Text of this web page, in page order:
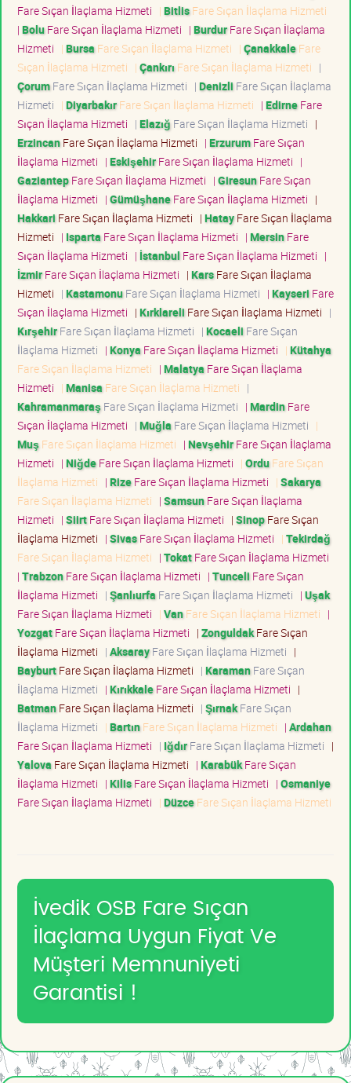
Fare Sıçan İlaçlama Hizmeti | BitlisFare Sıçan İlaçlama Hizmeti
| BoluFare Sıçan İlaçlama Hizmeti | BurdurFare Sıçan İlaçlama
Hizmeti | Bursa Fare Sıçan İlaçlama Hizmeti | ÇanakkaleFare
Sıçan İlaçlama Hizmeti | Çankırı Fare Sıçan İlaçlama Hizmeti |
ÇorumFare Sıçan İlaçlama Hizmeti | Denizli Fare Sıçan İlaçlama
Hizmeti | DiyarbakırFare Sıçan İlaçlama Hizmeti | EdirneFare
Sıçan İlaçlama Hizmeti | Elazığ Fare Sıçan İlaçlama Hizmeti |
ErzincanFare Sıçan İlaçlama Hizmeti | ErzurumFare Sıçan
İlaçlama Hizmeti | EskişehirFare Sıçan İlaçlama Hizmeti |
GaziantepFare Sıçan İlaçlama Hizmeti | GiresunFare Sıçan
İlaçlama Hizmeti | GümüşhaneFare Sıçan İlaçlama Hizmeti |
Hakkari Fare Sıçan İlaçlama Hizmeti | HatayFare Sıçan İlaçlama
Hizmeti | Isparta Fare Sıçan İlaçlama Hizmeti | MersinFare
Sıçan İlaçlama Hizmeti | İstanbul Fare Sıçan İlaçlama Hizmeti |
İzmirFare Sıçan İlaçlama Hizmeti | KarsFare Sıçan İlaçlama
Hizmeti | KastamonuFare Sıçan İlaçlama Hizmeti | Kayseri Fare
Sıçan İlaçlama Hizmeti | Kırklareli Fare Sıçan İlaçlama Hizmeti |
KırşehirFare Sıçan İlaçlama Hizmeti | Kocaeli Fare Sıçan
İlaçlama Hizmeti | Konya Fare Sıçan İlaçlama Hizmeti | Kütahya
Fare Sıçan İlaçlama Hizmeti | Malatya Fare Sıçan İlaçlama
Hizmeti | Manisa Fare Sıçan İlaçlama Hizmeti |
Kahramanmaraş Fare Sıçan İlaçlama Hizmeti | MardinFare
Sıçan İlaçlama Hizmeti | Muğla Fare Sıçan İlaçlama Hizmeti |
Muş Fare Sıçan İlaçlama Hizmeti | NevşehirFare Sıçan İlaçlama
Hizmeti | NiğdeFare Sıçan İlaçlama Hizmeti | OrduFare Sıçan
İlaçlama Hizmeti | RizeFare Sıçan İlaçlama Hizmeti | Sakarya
Fare Sıçan İlaçlama Hizmeti | SamsunFare Sıçan İlaçlama
Hizmeti | SiirtFare Sıçan İlaçlama Hizmeti | SinopFare Sıçan
İlaçlama Hizmeti | SivasFare Sıçan İlaçlama Hizmeti | Tekirdağ
Fare Sıçan İlaçlama Hizmeti | TokatFare Sıçan İlaçlama Hizmeti
| TrabzonFare Sıçan İlaçlama Hizmeti | Tunceli Fare Sıçan
İlaçlama Hizmeti | Şanlıurfa Fare Sıçan İlaçlama Hizmeti | Uşak
Fare Sıçan İlaçlama Hizmeti | VanFare Sıçan İlaçlama Hizmeti |
YozgatFare Sıçan İlaçlama Hizmeti | ZonguldakFare Sıçan
İlaçlama Hizmeti | AksarayFare Sıçan İlaçlama Hizmeti |
BayburtFare Sıçan İlaçlama Hizmeti | KaramanFare Sıçan
İlaçlama Hizmeti | KırıkkaleFare Sıçan İlaçlama Hizmeti |
BatmanFare Sıçan İlaçlama Hizmeti | ŞırnakFare Sıçan
İlaçlama Hizmeti | BartınFare Sıçan İlaçlama Hizmeti | Ardahan
Fare Sıçan İlaçlama Hizmeti | IğdırFare Sıçan İlaçlama Hizmeti |
Yalova Fare Sıçan İlaçlama Hizmeti | KarabükFare Sıçan
İlaçlama Hizmeti | KilisFare Sıçan İlaçlama Hizmeti | Osmaniye
Fare Sıçan İlaçlama Hizmeti | DüzceFare Sıçan İlaçlama Hizmeti
İvedik OSB Fare Sıçan
İlaçlama Uygun Fiyat Ve
Müşteri Memnuniyeti
Garantisi !